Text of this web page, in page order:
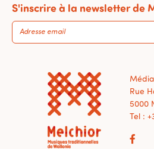
S'inscrire à la newsletter de
Rue
5000
Tel :